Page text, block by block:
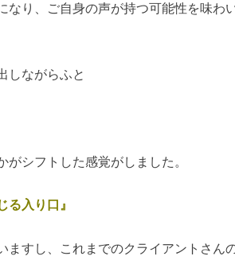
なり、ご自身の声が持つ可能性を味わ
しながらふと
シフトした感覚がしました。
る入り口』
ますし、これまでのクライアントさん